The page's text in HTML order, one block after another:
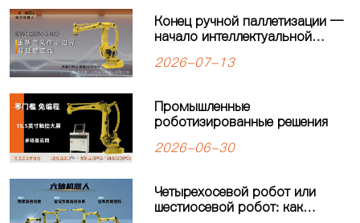
работу производственной
линии
Конец ручной паллетизации —
начало интеллектуальной
робот-паллетайзер
новую главу в автоматизации
паллетизации
2026-07-13
Промышленные
роботизированные решения
2026-06-30
Четырехосевой робот или
шестиосевой робот: как